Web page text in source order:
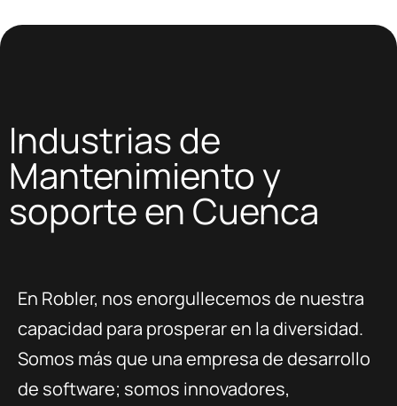
Industrias de
Mantenimiento y
soporte en Cuenca
En Robler, nos enorgullecemos de nuestra
capacidad para prosperar en la diversidad.
Somos más que una empresa de desarrollo
de software; somos innovadores,